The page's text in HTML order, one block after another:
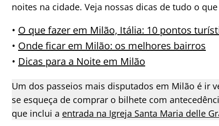
noites na cidade. Veja nossas dicas de tudo o
• O que fazer em Milão, Itália: 10 pontos
• Onde ficar em Milão: os melhores bairros
• Dicas para a Noite em Milão
Um dos passeios mais disputados em Milão é ir
se esqueça de comprar o bilhete com
que inclui a entrada na Igreja Santa Maria delle